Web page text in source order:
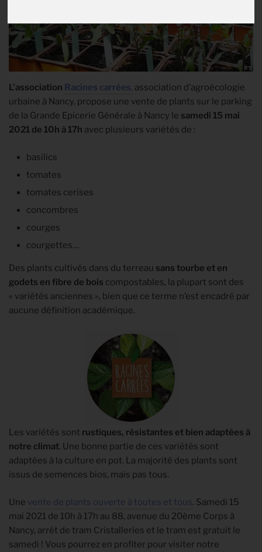
L’association Racines carrées, association d’agroécologie
urbaine à Nancy, propose une vente de plants sur le parking
de la Grande Epicerie Générale à Nancy le samedi 15 mai
2021 de 10h à 17h avec plusieurs variétés de :
basilics
tomates
tomates cerises
concombres
courges
courgettes…
Des plants cultivés dans du terreau sans tourbe et en
godets en fibre de bois compostables, la plupart sont des
« variétés anciennes », bien que ce terme n’est encadré par
aucune définition académique.
Les variétés sont rustiques, résistantes et bien adaptées à
notre climat. Une bonne partie de ces variétés sont
adaptées à la culture en pot. La majorité des plants sont
issus de semences bios, mais pas tous.
Une vente de plants ouverte à toutes et tous. Samedi 15
mai 2021 de 10h à 17h au 88, avenue du 20ème Corps à
Nancy, arrêt de tram Cristalleries et le tram est gratuit le
samedi ! Vous pourrez en profiter pour visiter notre